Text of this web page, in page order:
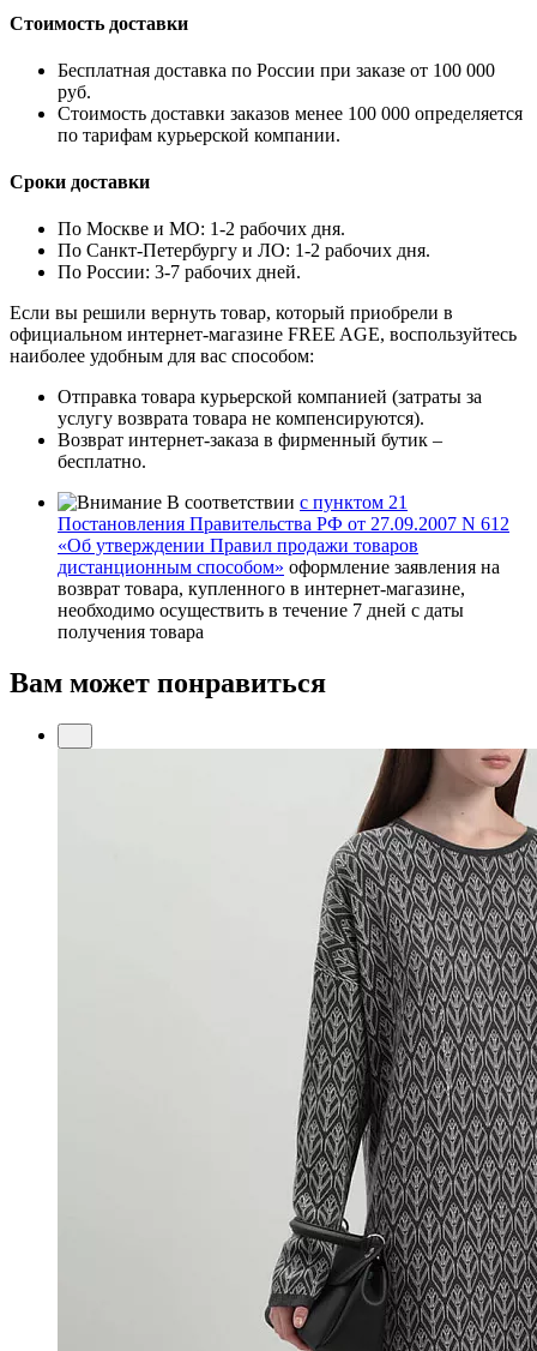
Стоимость доставки
Бесплатная доставка по России при заказе от 100 000
руб.
Стоимость доставки заказов менее 100 000 определяется
по тарифам курьерской компании.
Сроки доставки
По Москве и МО: 1-2 рабочих дня.
По Санкт-Петербургу и ЛО: 1-2 рабочих дня.
По России: 3-7 рабочих дней.
Если вы решили вернуть товар, который приобрели в
официальном интернет-магазине FREE AGE, воспользуйтесь
наиболее удобным для вас способом:
Отправка товара курьерской компанией (затраты за
услугу возврата товара не компенсируются).
Возврат интернет-заказа в фирменный бутик –
бесплатно.
В соответствии с пунктом 21
Постановления Правительства РФ от 27.09.2007 N 612
«Об утверждении Правил продажи товаров
дистанционным способом» оформление заявления на
возврат товара, купленного в интернет-магазине,
необходимо осуществить в течение 7 дней с даты
получения товара
Вам может понравиться